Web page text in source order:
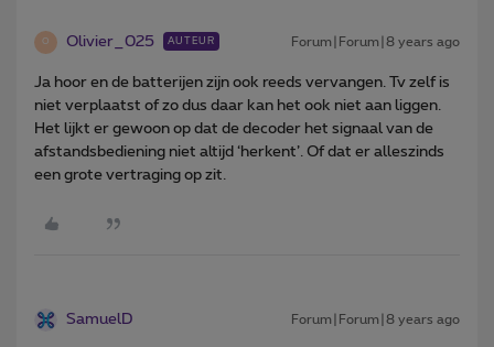
O Olivier_025 AUTEUR Forum|Forum|8 years ago
Ja hoor en de batterijen zijn ook reeds vervangen. Tv zelf is
niet verplaatst of zo dus daar kan het ook niet aan liggen.
Het lijkt er gewoon op dat de decoder het signaal van de
afstandsbediening niet altijd ‘herkent’. Of dat er alleszinds
een grote vertraging op zit.
SamuelD Forum|Forum|8 years ago